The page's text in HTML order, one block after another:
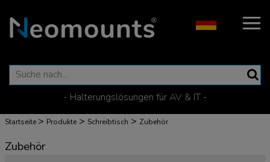
- Halterungslösungen für AV & IT -
Startseite > Produkte > Schreibtisch > Zubehör
Zubehör